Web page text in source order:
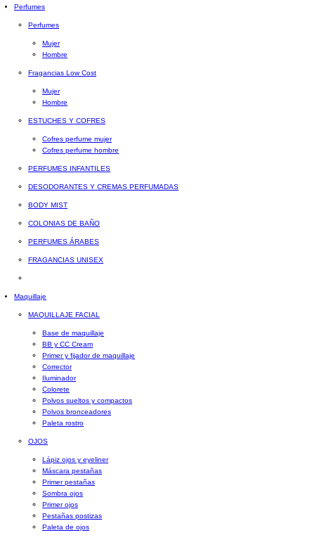
Perfumes
Perfumes
Mujer
Hombre
Fragancias Low Cost
Mujer
Hombre
ESTUCHES Y COFRES
Cofres perfume mujer
Cofres perfume hombre
PERFUMES INFANTILES
DESODORANTES Y CREMAS PERFUMADAS
BODY MIST
COLONIAS DE BAÑO
PERFUMES ÁRABES
FRAGANCIAS UNISEX
Maquillaje
MAQUILLAJE FACIAL
Base de maquillaje
BB y CC Cream
Primer y fijador de maquillaje
Corrector
Iluminador
Colorete
Polvos sueltos y compactos
Polvos bronceadores
Paleta rostro
OJOS
Lápiz ojos y eyeliner
Máscara pestañas
Primer pestañas
Sombra ojos
Primer ojos
Pestañas postizas
Paleta de ojos